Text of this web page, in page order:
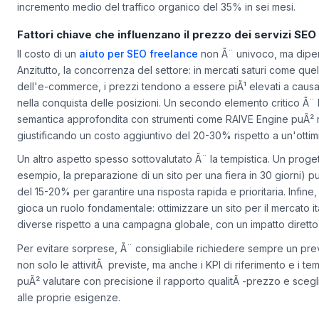
trasparenti e dettagliati nei loro contratti ottengono risultati
Fattori chiave che influenzano il prezzo dei servizi SEO
Il costo di unaiuto per SEO freelancenon Ã¨ univoco, ma
Anzitutto, la concorrenza del settore: in mercati saturi come
dell'e-commerce, i prezzi tendono a essere piÃ¹ elevati a
nella conquista delle posizioni. Un secondo elemento critico Ã¨
semantica approfondita con strumenti come RAIVE Engine
giustificando un costo aggiuntivo del 20-30% rispetto a
Un altro aspetto spesso sottovalutato Ã¨ la tempistica. Un
esempio, la preparazione di un sito per una fiera in 30 giorni)
del 15-20% per garantire una risposta rapida e prioritaria.
gioca un ruolo fondamentale: ottimizzare un sito per il mercato
diverse rispetto a una campagna globale, con un impatto
Per evitare sorprese, Ã¨ consigliabile richiedere sempre un
non solo le attivitÃ previste, ma anche i KPI di riferimento e i
puÃ² valutare con precisione il rapporto qualitÃ -prezzo e